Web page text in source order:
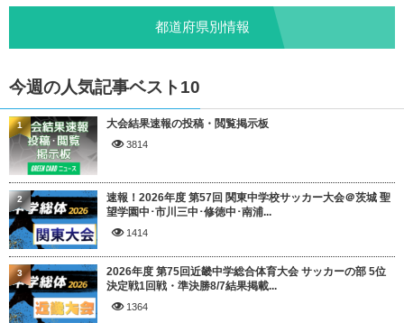
都道府県別情報
今週の人気記事ベスト10
大会結果速報の投稿・閲覧掲示板
3814
1
速報！2026年度 第57回 関東中学校サッカー大会＠茨城 聖
望学園中･市川三中･修徳中･南浦...
1414
2
2026年度 第75回近畿中学総合体育大会 サッカーの部 5位
決定戦1回戦・準決勝8/7結果掲載...
1364
3